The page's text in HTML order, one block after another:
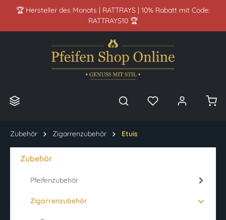
springen
🏆 Hersteller des Monats | RATTRAYS | 10% Rabatt mit Code:
RATTRAYS10 🏆
Zubehör Zigarrenzubehör Etuis
Zubehör
Pfeifenzubehör
Zigarrenzubehör